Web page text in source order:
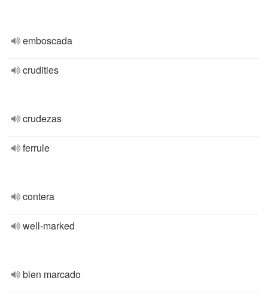
emboscada
crudities
crudezas
ferrule
contera
well-marked
bien marcado